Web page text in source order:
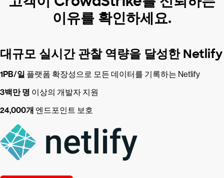
이유를 확인하세요.
대규모 실시간 관찰 역량을 달성한 Netlify
1PB/일 플랫폼 확장성으로 모든 데이터를 기록하는 Netlify
3백만 명 이상의 개발자 지원
24,000개 엔드포인트 보호